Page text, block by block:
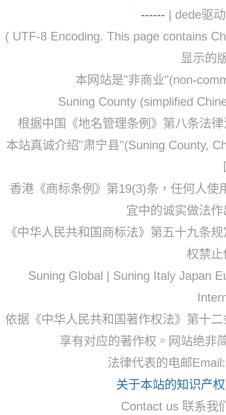
------ | dede驱
( UTF-8 Encoding. This page contains
显示的
本网站是"非商业"(non-
Suning County (simplified
根据中国《地名管理条例》第八条法
本站真诚介绍"肃宁县"(Suning County,
香港《商标条例》第19(3)条，任何人
宜中的诚实做法
《中华人民共和国商标法》第五十九条
权禁
Suning Global | Suning Italy Japan
依据《中华人民共和国著作权法》第十
享有对应的著作权。网站绝非
法律代表的电邮
关于本站的知识产
Contact us 联系我